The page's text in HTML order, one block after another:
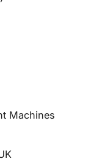
Machines